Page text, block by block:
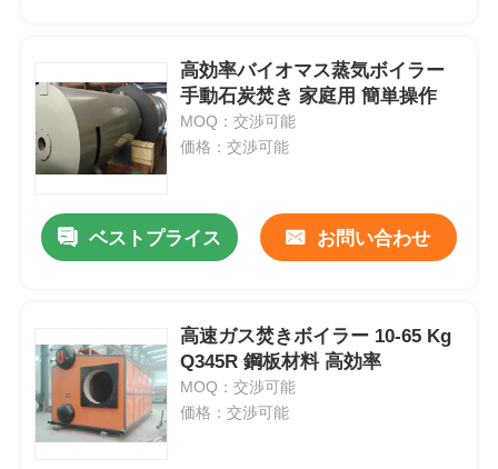
高効率バイオマス蒸気ボイラー
手動石炭焚き 家庭用 簡単操作
MOQ：交渉可能
価格：交渉可能
ベストプライス お問い合わせ
高速ガス焚きボイラー 10-65 Kg
Q345R 鋼板材料 高効率
MOQ：交渉可能
価格：交渉可能